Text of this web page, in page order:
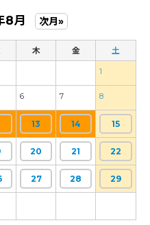
8月 次月»
木 金 土
1
6 7 8
13 14 15
20 21 22
27 28 29